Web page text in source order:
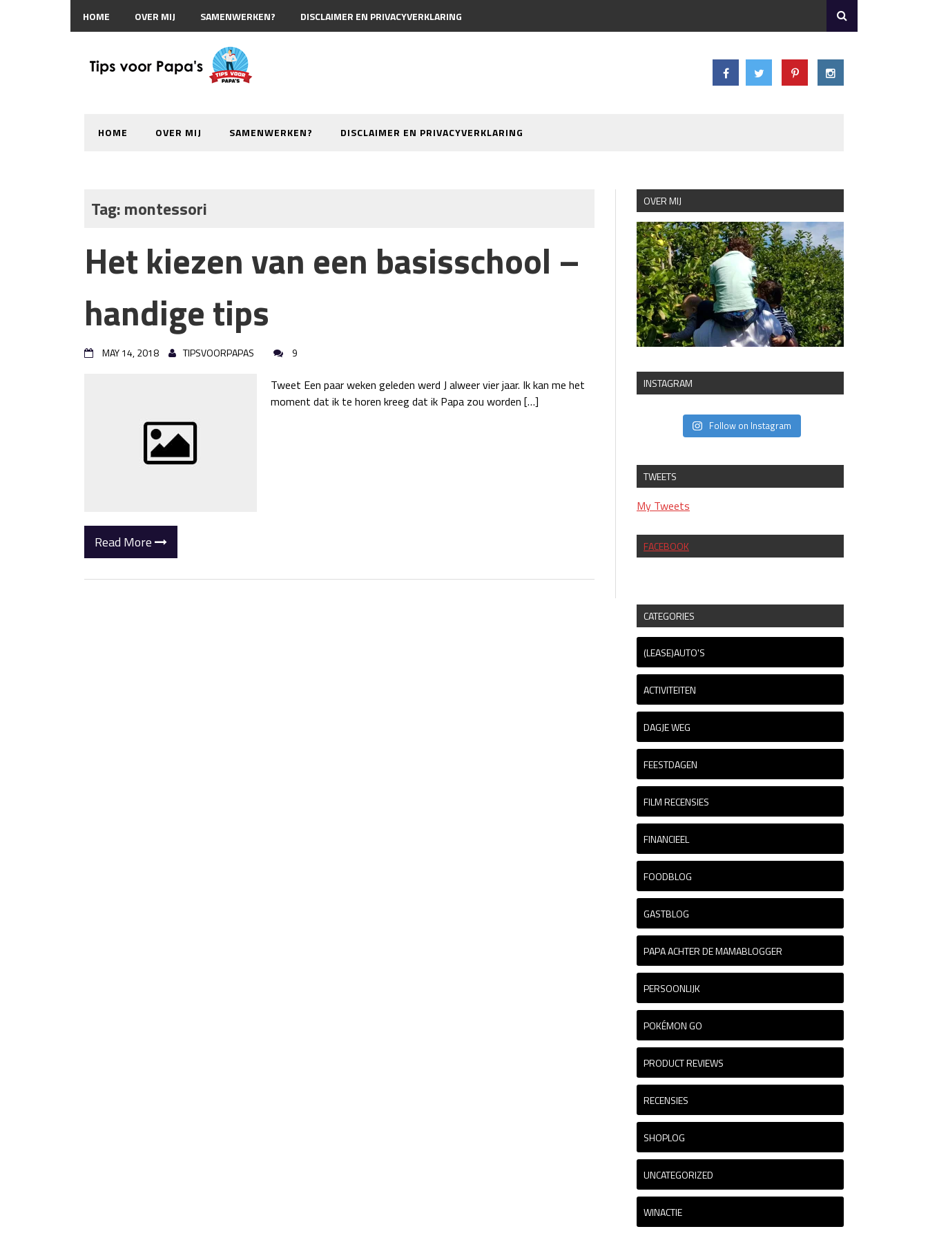
HOME OVER MIJ SAMENWERKEN? DISCLAIMER EN PRIVACYVERKLARING
HOME OVER MIJ SAMENWERKEN? DISCLAIMER EN PRIVACYVERKLARING
Tag:montessori
Het kiezen van een basisschool –
handige tips
MAY 14, 2018 TIPSVOORPAPAS 9
Tweet Een paar weken geleden werd J alweer vier jaar. Ik kan me het
moment dat ik te horen kreeg dat ik Papa zou worden […]
Read More
OVER MIJ
INSTAGRAM
Follow on Instagram
TWEETS
My Tweets
FACEBOOK
CATEGORIES
(LEASE)AUTO'S
ACTIVITEITEN
DAGJE WEG
FEESTDAGEN
FILM RECENSIES
FINANCIEEL
FOODBLOG
GASTBLOG
PAPA ACHTER DE MAMABLOGGER
PERSOONLIJK
POKÉMON GO
PRODUCT REVIEWS
RECENSIES
SHOPLOG
UNCATEGORIZED
WINACTIE